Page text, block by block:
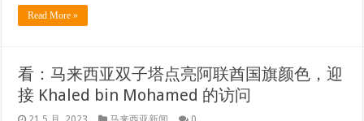
Read More »
苏迪曼杯：马来西亚在锦标赛中的总成绩 –
Khel Now
21 5 月, 2023 马来西亚新闻 0